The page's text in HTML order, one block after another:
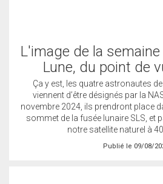
L'image de la
Lune, du point de
Ça y est, les quatre astronautes
viennent d’être désignés par la
novembre 2024, ils prendront place
sommet de la fusée lunaire SLS, et
notre satellite naturel à
Publié le 09/08/